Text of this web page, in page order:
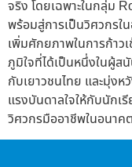
จริง โดยเฉพาะในกลุ่ม
พร้อมสู่การเป็นวิศวกรใ
เพิ่มศักยภาพในการก้าว
ภูมิใจที่ได้เป็นหนึ่งในผู้ส
กับเยาวชนไทย และมุ่งห
แรงบันดาลใจให้กับนักเ
วิศวกรมืออาชีพในอนาค